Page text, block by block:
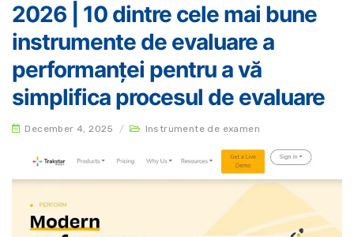
2026 | 10 dintre cele mai bune
instrumente de evaluare a
performanței pentru a vă
simplifica procesul de evaluare
December 4, 2025 / Instrumente de examen